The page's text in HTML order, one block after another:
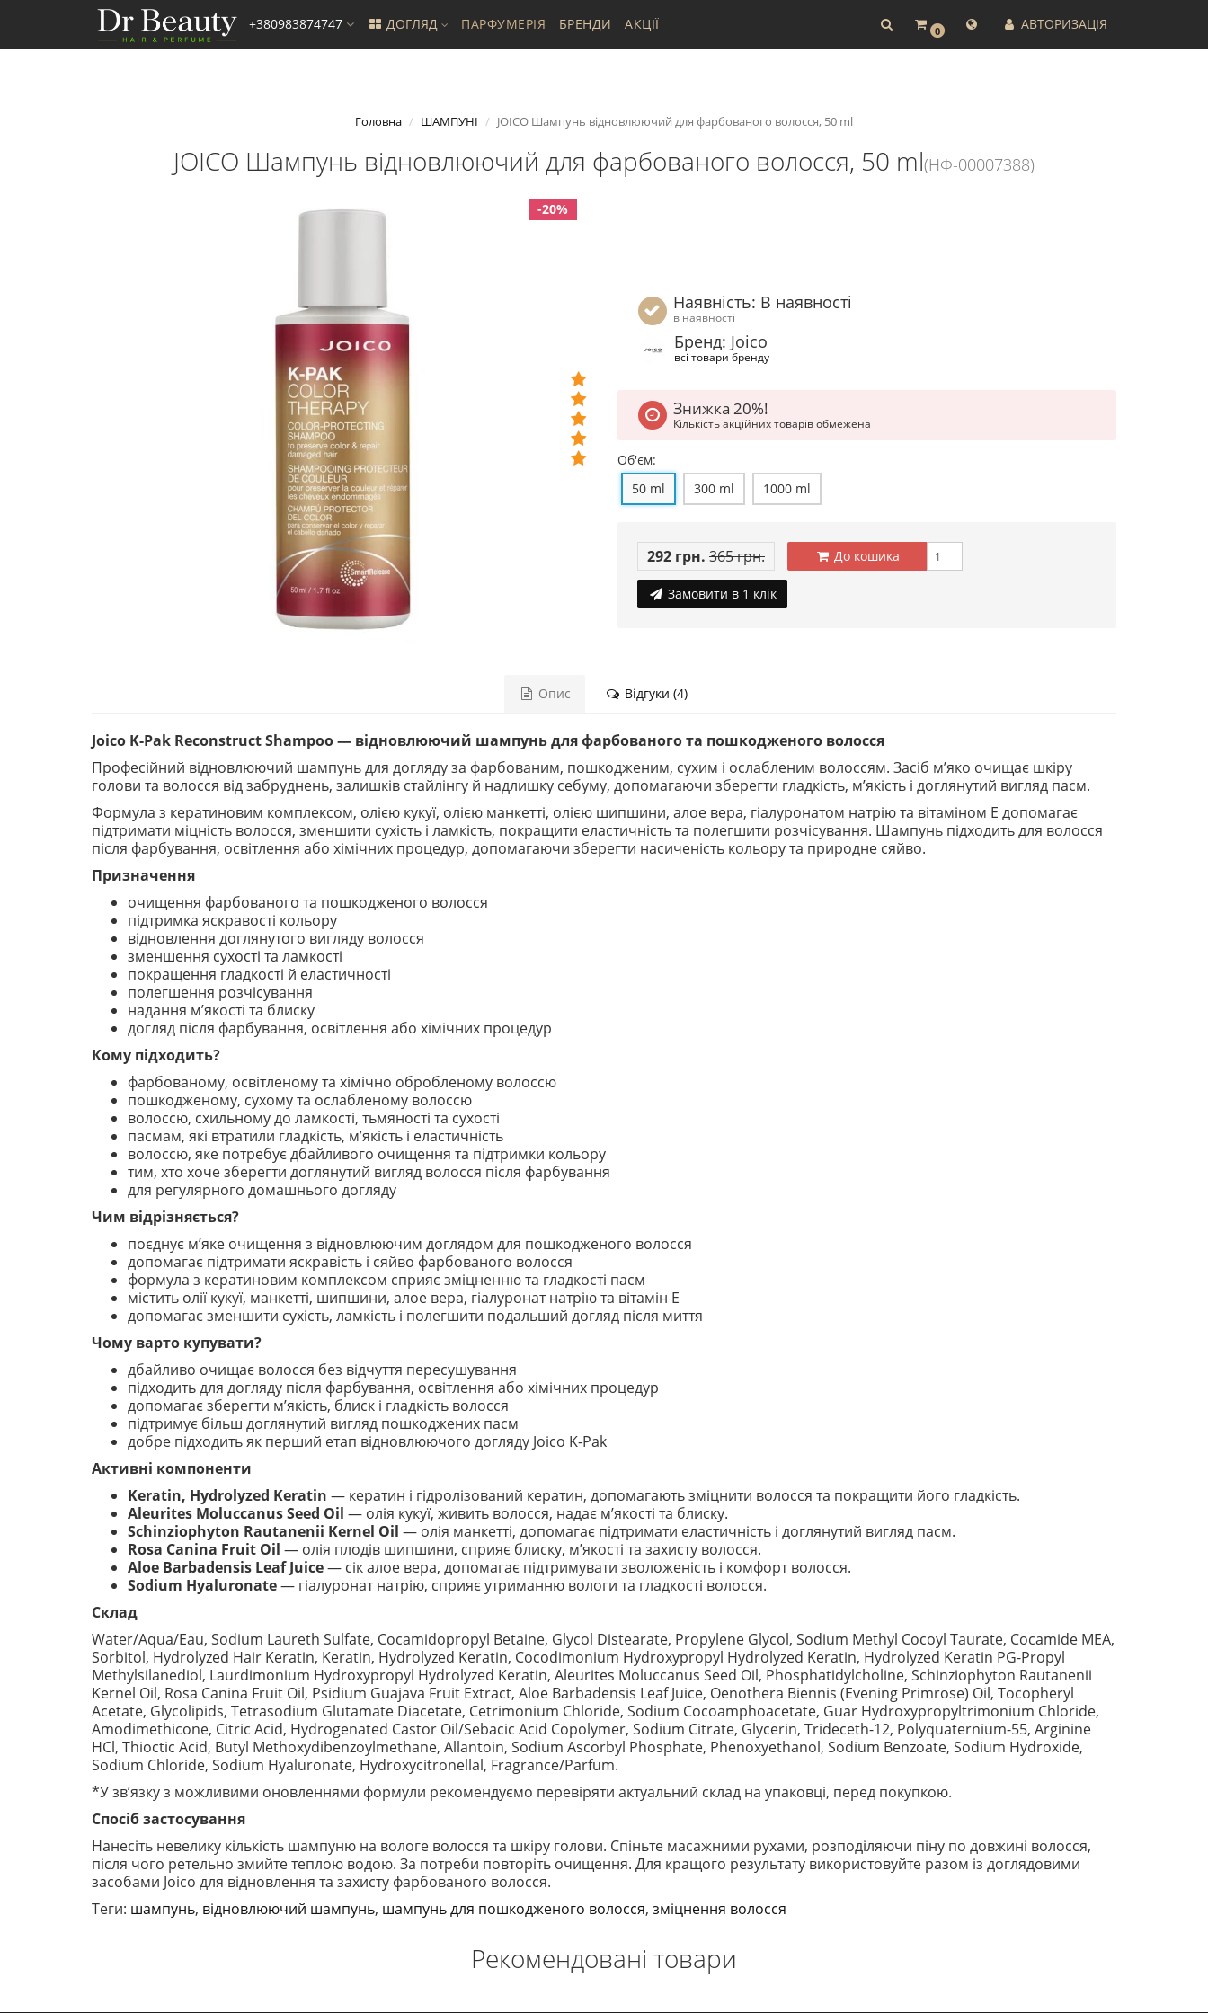
0 АВТОРИЗАЦІЯ
+380983874747 ДОГЛЯД ПАРФУМЕРІЯ БРЕНДИ АКЦІЇ
Головна ШАМПУНІ JOICO Шампунь відновлюючий для фарбованого волосся, 50 ml
JOICO Шампунь відновлюючий для фарбованого волосся, 50 ml(НФ-00007388)
-20%
Наявність: В наявності
в наявності
Бренд: Joico
всі товари бренду
Знижка 20%!
Кількість акційних товарів обмежена
Об'єм:
50 ml
300 ml 1000 ml
292 грн. 365 грн. До кошика
Замовити в 1 клік
Опис Відгуки (4)
Joico K-Pak Reconstruct Shampoo — відновлюючий шампунь для фарбованого та пошкодженого волосся
Професійний відновлюючий шампунь для догляду за фарбованим, пошкодженим, сухим і ослабленим волоссям. Засіб м’яко очищає шкіру
голови та волосся від забруднень, залишків стайлінгу й надлишку себуму, допомагаючи зберегти гладкість, м’якість і доглянутий вигляд пасм.
Формула з кератиновим комплексом, олією кукуї, олією манкетті, олією шипшини, алое вера, гіалуронатом натрію та вітаміном Е допомагає
підтримати міцність волосся, зменшити сухість і ламкість, покращити еластичність та полегшити розчісування. Шампунь підходить для волосся
після фарбування, освітлення або хімічних процедур, допомагаючи зберегти насиченість кольору та природне сяйво.
Призначення
очищення фарбованого та пошкодженого волосся
підтримка яскравості кольору
відновлення доглянутого вигляду волосся
зменшення сухості та ламкості
покращення гладкості й еластичності
полегшення розчісування
надання м’якості та блиску
догляд після фарбування, освітлення або хімічних процедур
Кому підходить?
фарбованому, освітленому та хімічно обробленому волоссю
пошкодженому, сухому та ослабленому волоссю
волоссю, схильному до ламкості, тьмяності та сухості
пасмам, які втратили гладкість, м’якість і еластичність
волоссю, яке потребує дбайливого очищення та підтримки кольору
тим, хто хоче зберегти доглянутий вигляд волосся після фарбування
для регулярного домашнього догляду
Чим відрізняється?
поєднує м’яке очищення з відновлюючим доглядом для пошкодженого волосся
допомагає підтримати яскравість і сяйво фарбованого волосся
формула з кератиновим комплексом сприяє зміцненню та гладкості пасм
містить олії кукуї, манкетті, шипшини, алое вера, гіалуронат натрію та вітамін Е
допомагає зменшити сухість, ламкість і полегшити подальший догляд після миття
Чому варто купувати?
дбайливо очищає волосся без відчуття пересушування
підходить для догляду після фарбування, освітлення або хімічних процедур
допомагає зберегти м’якість, блиск і гладкість волосся
підтримує більш доглянутий вигляд пошкоджених пасм
добре підходить як перший етап відновлюючого догляду Joico K-Pak
Активні компоненти
Keratin, Hydrolyzed Keratin — кератин і гідролізований кератин, допомагають зміцнити волосся та покращити його гладкість.
Aleurites Moluccanus Seed Oil — олія кукуї, живить волосся, надає м’якості та блиску.
Schinziophyton Rautanenii Kernel Oil — олія манкетті, допомагає підтримати еластичність і доглянутий вигляд пасм.
Rosa Canina Fruit Oil — олія плодів шипшини, сприяє блиску, м’якості та захисту волосся.
Aloe Barbadensis Leaf Juice— сік алое вера, допомагає підтримувати зволоженість і комфорт волосся.
Sodium Hyaluronate— гіалуронат натрію, сприяє утриманню вологи та гладкості волосся.
Склад
Water/Aqua/Eau, Sodium Laureth Sulfate, Cocamidopropyl Betaine, Glycol Distearate, Propylene Glycol, Sodium Methyl Cocoyl Taurate, Cocamide MEA,
Sorbitol, Hydrolyzed Hair Keratin, Keratin, Hydrolyzed Keratin, Cocodimonium Hydroxypropyl Hydrolyzed Keratin, Hydrolyzed Keratin PG-Propyl
Methylsilanediol, Laurdimonium Hydroxypropyl Hydrolyzed Keratin, Aleurites Moluccanus Seed Oil, Phosphatidylcholine, Schinziophyton Rautanenii
Kernel Oil, Rosa Canina Fruit Oil, Psidium Guajava Fruit Extract, Aloe Barbadensis Leaf Juice, Oenothera Biennis (Evening Primrose) Oil, Tocopheryl
Acetate, Glycolipids, Tetrasodium Glutamate Diacetate, Cetrimonium Chloride, Sodium Cocoamphoacetate, Guar Hydroxypropyltrimonium Chloride,
Amodimethicone, Citric Acid, Hydrogenated Castor Oil/Sebacic Acid Copolymer, Sodium Citrate, Glycerin, Trideceth-12, Polyquaternium-55, Arginine
HCl, Thioctic Acid, Butyl Methoxydibenzoylmethane, Allantoin, Sodium Ascorbyl Phosphate, Phenoxyethanol, Sodium Benzoate, Sodium Hydroxide,
Sodium Chloride, Sodium Hyaluronate, Hydroxycitronellal, Fragrance/Parfum.
*У зв’язку з можливими оновленнями формули рекомендуємо перевіряти актуальний склад на упаковці, перед покупкою.
Спосіб застосування
Нанесіть невелику кількість шампуню на вологе волосся та шкіру голови. Спіньте масажними рухами, розподіляючи піну по довжині волосся,
після чого ретельно змийте теплою водою. За потреби повторіть очищення. Для кращого результату використовуйте разом із доглядовими
засобами Joico для відновлення та захисту фарбованого волосся.
Теги: шампунь, відновлюючий шампунь, шампунь для пошкодженого волосся, зміцнення волосся
Рекомендовані товари